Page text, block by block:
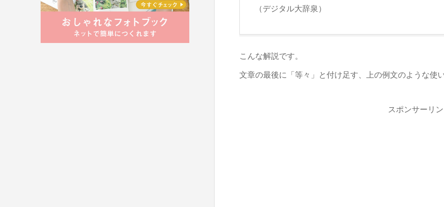
（デジタル大辞泉）
こんな解説です。
文章の最後に「等々」と付け足す、上の例文のような使い
スポンサーリン